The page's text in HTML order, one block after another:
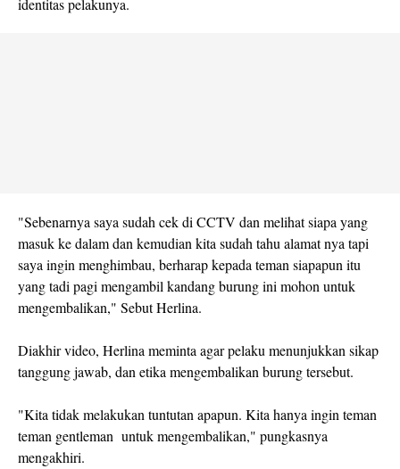
identitas pelakunya.
"Sebenarnya saya sudah cek di CCTV dan melihat siapa yang
masuk ke dalam dan kemudian kita sudah tahu alamat nya tapi
saya ingin menghimbau, berharap kepada teman siapapun itu
yang tadi pagi mengambil kandang burung ini mohon untuk
mengembalikan," Sebut Herlina.
Diakhir video, Herlina meminta agar pelaku menunjukkan sikap
tanggung jawab, dan etika mengembalikan burung tersebut.
"Kita tidak melakukan tuntutan apapun. Kita hanya ingin teman
teman gentleman untuk mengembalikan," pungkasnya
mengakhiri.